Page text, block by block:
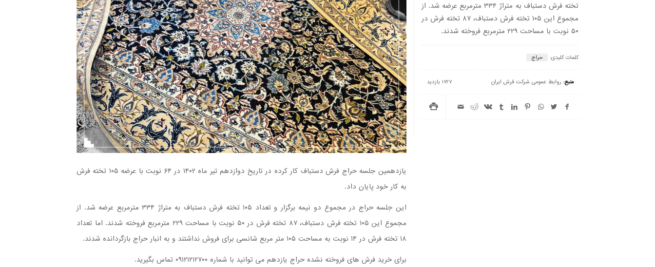
تخته فرش دستباف به متراژ ۳۳۴ مترمربع عرضه شد. از
مجموع این ۱۰۵ تخته فرش دستباف، ۸۷ تخته فرش در
۵۰ نوبت با مساحت ۲۲۹ مترمربع فروخته شدند.
کلمات کلیدی: حراج
منبع: روابط عمومی شرکت فرش ایران 1727 بازدید
یازدهمین جلسه حراج فرش دستباف کار کرده در تاریخ دوازدهم تیر ماه ۱۴۰۲ در ۶۴ نوبت با عرضه ۱۰۵ تخته فرش
به کار خود پایان داد.
این جلسه حراج در مجموع دو نیمه برگزار و تعداد ۱۰۵ تخته فرش دستباف به متراژ ۳۳۴ مترمربع عرضه شد. از
مجموع این ۱۰۵ تخته فرش دستباف، ۸۷ تخته فرش در ۵۰ نوبت با مساحت ۲۲۹ مترمربع فروخته شدند. اما تعداد
۱۸ تخته فرش در ۱۴ نوبت به مساحت ۱۰۵ متر مربع شانسی برای فروش نداشتند و به انبار حراج بازگردانده شدند.
برای خرید فرش های فروخته نشده حراج یازدهم می توانید با شماره ۰۹۱۲۱۲۱۲۷۰۰ تماس بگیرید.